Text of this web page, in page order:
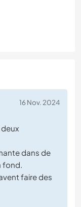
16 Nov. 2024
dans de
fond.
faire des